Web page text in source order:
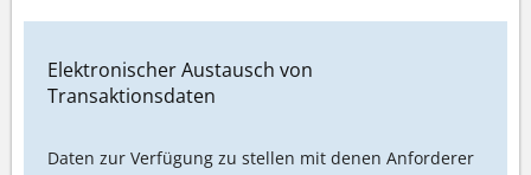
Elektronischer Austausch von
Transaktionsdaten
Daten zur Verfügung zu stellen mit denen Anforderer